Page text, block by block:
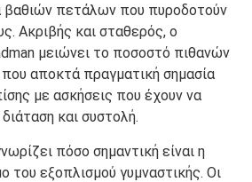
βαθιών πετάλων που πυροδοτούν
Ακριβής και σταθερός, ο
μειώνει το ποσοστό πιθανών
αποκτά πραγματική σημασία
με ασκήσεις που έχουν να
και συστολή.
πόσο σημαντική είναι η
του εξοπλισμού γυμναστικής. Οι